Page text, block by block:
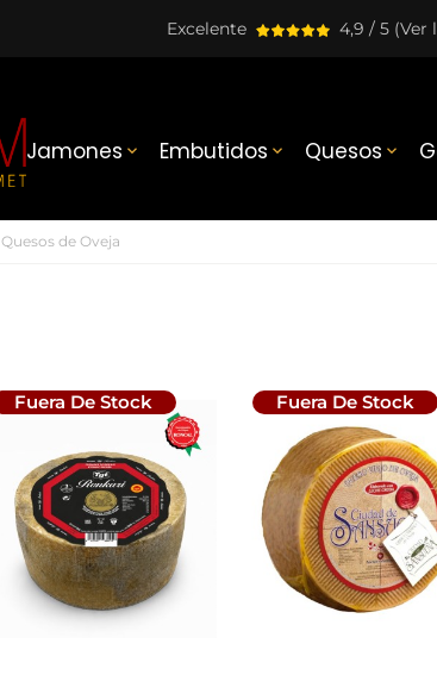
Excelente 4,9 / 5 (Ver
Jamones  Embutidos  Quesos 
Quesos de Oveja
Fuera De Stock Fuera De Stock